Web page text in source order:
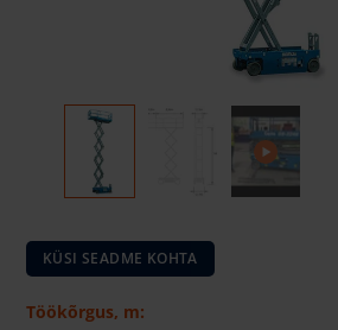
KÜSI SEADME KOHTA
Töökõrgus, m: